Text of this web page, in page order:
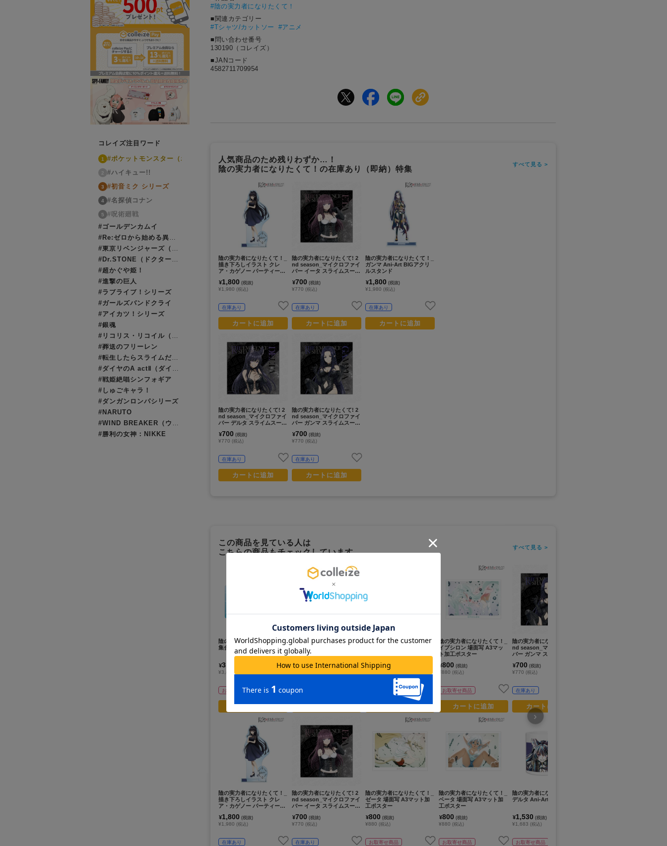
コレイズ注目ワード
1 #ポケットモンスター（ポケモン）
2 #ハイキュー!!
3 #初音ミク シリーズ
4 #名探偵コナン
5
#呪術廻戦
#ゴールデンカムイ
#Re:ゼロから始める異世界生活（リゼロ）
#東京リベンジャーズ（東リベ）
#Dr.STONE（ドクターストーン）
#超かぐや姫！
#進撃の巨人
#ラブライブ！シリーズ
#ガールズバンドクライ
#アイカツ！シリーズ
#銀魂
#リコリス・リコイル（リコリコ）
#葬送のフリーレン
#転生したらスライムだった件（転スラ）
#ダイヤのA actⅡ（ダイヤのエース）
#戦姫絶唱シンフォギア
#しゅごキャラ！
#ダンガンロンパシリーズ
#NARUTO
#WIND BREAKER（ウィンブレ）
#勝利の女神：NIKKE
#陰の実力者になりたくて！
■関連カテゴリー
#Tシャツ/カットソー
#アニメ
■問い合わせ番号
130190（コレイズ）
■JANコード
4582711709954
人気商品のため残りわずか…！
陰の実力者になりたくて！の在庫あり（即納）特集
すべて見る >
陰の実力者になりたくて！_
描き下ろしイラスト クレ
ア・カゲノー パーティード
IGアクリルスタンド
¥1,800 (税抜)
¥1,980(税込)
在庫あり
カートに追加
陰の実力者になりたくて! 2
nd season_マイクロファイ
バー デルタ スライムスーツ
¥700 (税抜)
¥770(税込)
在庫あり
カートに追加
陰の実力者になりたくて! 2
nd season_マイクロファイ
バー イータ スライムスーツ
¥700 (税抜)
¥770(税込)
在庫あり
カートに追加
陰の実力者になりたくて! 2
nd season_マイクロファイ
バー ガンマ スライムスーツ
¥700 (税抜)
¥770(税込)
在庫あり
カートに追加
陰の実力者になりたくて！_
ガンマ Ani-Art BIGアクリ
ルスタンド
¥1,800 (税抜)
¥1,980 (税込)
在庫あり
カートに追加
この商品を見ている人は
こちらの商品もチェックしています
すべて見る >
陰の実力者になりたくて！_
集合 マルチデスクマット
¥3,500
¥3,850
お取寄せ商品
カートに追加
陰の実力者になりたくて！_
描き下ろしイラスト クレ
ア・カゲノー パーティード
IGアクリルスタンド
¥1,800 (税抜)
¥1,980(税込)
在庫あり
陰の実力者になりたくて! 2
nd season_マイクロファイ
バー デルタ スライムスーツ
¥700 (税抜)
在庫あり
カートに追加
陰の実力者になりたくて! 2
nd season_マイクロファイ
バー イータ スライムスーツ
¥700 (税抜)
¥770(税込)
在庫あり
陰の実力者になりたくて！_
¥800 (税抜)
お取寄せ商品
カートに追加
陰の実力者になりたくて！_
ゼータ 場面写 A3マット加
工ポスター
¥800 (税抜)
¥880 (税込)
お取寄せ商品
陰の実力者になりたくて！_
イプシロン 場面写 A3マッ
ト加工ポスター
¥800 (税抜)
¥880 (税込)
お取寄せ商品
カートに追加
陰の実力者になりたくて！_
ベータ 場面写 A3マット加
工ポスター
¥800 (税抜)
¥880 (税込)
お取寄せ商品
陰の実力者になりたくて! 2
nd season_マイクロファイ
バー ガンマ スライムスーツ
¥700 (税抜)
¥770 (税込)
在庫あり
カートに追加
陰の実力者になりたくて！_
デルタ Ani-Art マグカップ
¥1,530 (税抜)
¥1,683 (税込)
お取寄せ商品
›